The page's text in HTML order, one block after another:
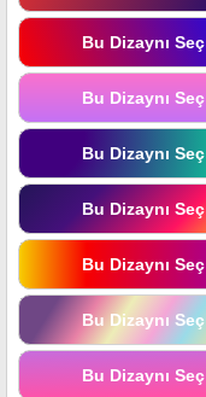
Bu Dizaynı Seç
Bu Dizaynı Seç
Bu Dizaynı Seç
Bu Dizaynı Seç
Bu Dizaynı Seç
Bu Dizaynı Seç
Bu Dizaynı Seç